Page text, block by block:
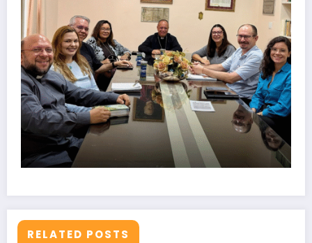
RELATED POSTS